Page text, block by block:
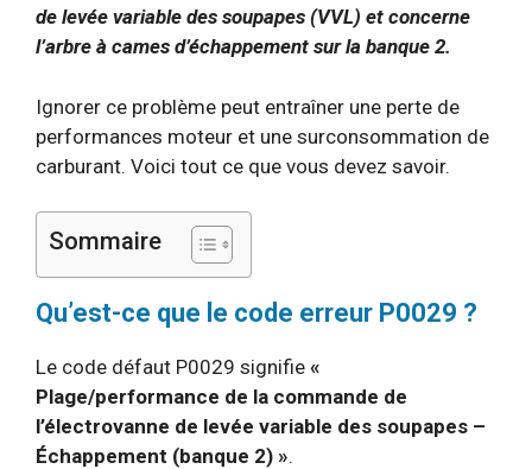
de levée variable des soupapes (VVL) et concerne
l’arbre à cames d’échappement sur la banque 2.
Ignorer ce problème peut entraîner une perte de
performances moteur et une surconsommation de
carburant. Voici tout ce que vous devez savoir.
Sommaire
Qu’est-ce que le code erreur P0029 ?
Le code défaut P0029 signifie «
Plage/performance de la commande de
l’électrovanne de levée variable des soupapes –
Échappement (banque 2) ».